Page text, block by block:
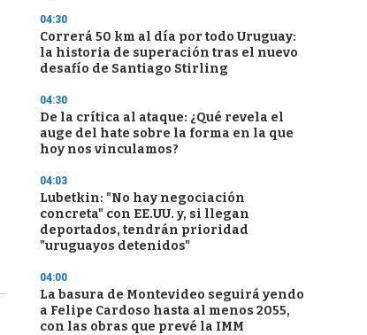
04:30
Correrá 50 km al día por todo Uruguay:
la historia de superación tras el nuevo
desafío de Santiago Stirling
04:30
De la crítica al ataque: ¿Qué revela el
auge del hate sobre la forma en la que
hoy nos vinculamos?
04:03
Lubetkin: "No hay negociación
concreta" con EE.UU. y, si llegan
deportados, tendrán prioridad
"uruguayos detenidos"
04:00
La basura de Montevideo seguirá yendo
a Felipe Cardoso hasta al menos 2055,
con las obras que prevé la IMM